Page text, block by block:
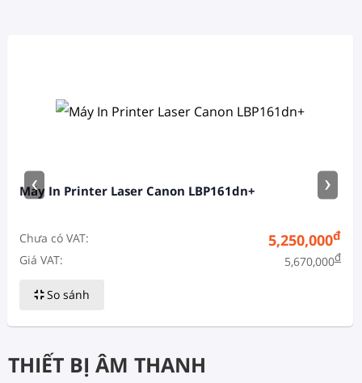
Máy In Printer Laser Canon LBP161dn+
Chưa có VAT: 5,250,000đ
Giá VAT: 5,670,000đ
So sánh
‹ ›
THIẾT BỊ ÂM THANH